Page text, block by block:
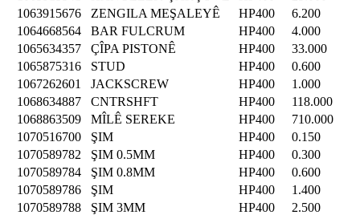
1063915676
ZENGILA MEŞALEYÊ HP400
6.200
1064668564
BAR FULCRUM HP400
4.000
1065634357
ÇÎPA PISTONÊ HP400
33.000
1065875316
STUD HP400
0.600
1067262601
JACKSCREW HP400
1.000
1068634887
CNTRSHFT HP400
118.000
1068863509
MÎLÊ SEREKE HP400
710.000
1070516700
ŞIM HP400
0.150
1070589782
ŞIM 0.5MM HP400
0.300
1070589784
ŞIM 0.8MM HP400
0.600
1070589786
ŞIM HP400
1.400
1070589788
ŞIM 3MM HP400
2.500